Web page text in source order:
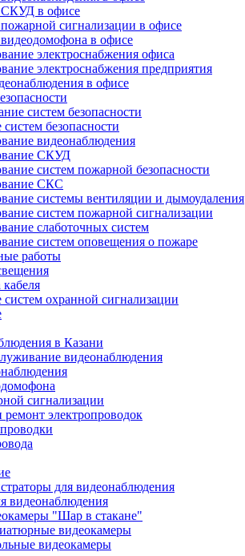
СКУД в офисе
сигнализации в офисе
в офисе
электроснабжения офиса
электроснабжения предприятия
в офисе
систем безопасности
безопасности
видеонаблюдения
СКУД
систем пожарной безопасности
СКС
системы вентиляции и дымоудаления
систем пожарной сигнализации
слаботочных систем
систем оповещения о пожаре
работы
охранной сигнализации
в Казани
видеонаблюдения
сигнализации
электропроводок
для видеонаблюдения
видеонаблюдения
"Шар в стакане"
видеокамеры
видеокамеры